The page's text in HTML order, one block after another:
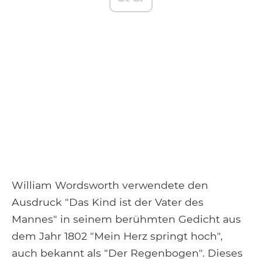
William Wordsworth verwendete den
Ausdruck "Das Kind ist der Vater des
Mannes" in seinem berühmten Gedicht aus
dem Jahr 1802 "Mein Herz springt hoch",
auch bekannt als "Der Regenbogen". Dieses